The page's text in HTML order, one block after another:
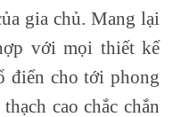
gia chủ. Mang lại
với mọi thiết kế
điển cho tới phong
cao chắc chắn